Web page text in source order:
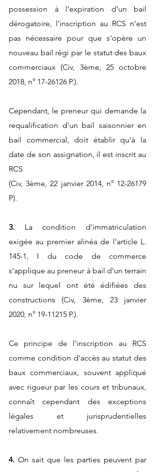
possession à l'expiration d'un bail
dérogatoire, l'inscription au RCS n'est
pas nécessaire pour que s'opère un
nouveau bail régi par le statut des baux
commerciaux (Civ, 3ème, 25 octobre
2018, n° 17-26126 P.).
Cependant, le preneur qui demande la
requalification d'un bail saisonnier en
bail commercial, doit établir qu'à la
date de son assignation, il est inscrit au
RCS
(Civ, 3ème, 22 janvier 2014, n° 12-26179
P).
3. La condition d'immatriculation
exigée au premier alinéa de l'article L.
145-1, I du code de commerce
s'applique au preneur à bail d'un terrain
nu sur lequel ont été édifiées des
constructions (Civ, 3ème, 23 janvier
2020, n° 19-11215 P.).
Ce principe de l'inscription au RCS
comme condition d'accès au statut des
baux commerciaux, souvent appliqué
avec rigueur par les cours et tribunaux,
connaît cependant des exceptions
légales et jurisprudentielles
relativement nombreuses.
4. On sait que les parties peuvent par